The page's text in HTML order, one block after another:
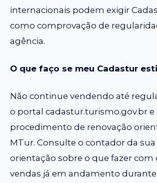
internacionais podem exigir
como comprovação de
agência.
O que faço se meu Cadastur
Não continue vendendo até
o portal cadastur.turismo.gov.br e
procedimento de renovação
MTur. Consulte o contador da sua
orientação sobre o que fazer com
vendas já em andamento